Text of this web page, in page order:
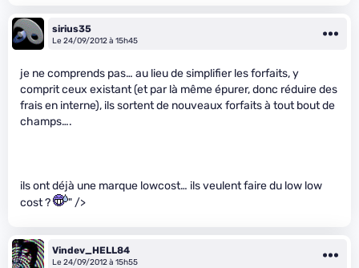
sirius35
Le 24/09/2012 à 15h45
je ne comprends pas… au lieu de simplifier les forfaits, y
comprit ceux existant (et par là même épurer, donc réduire des
frais en interne), ils sortent de nouveaux forfaits à tout bout de
champs….
ils ont déjà une marque lowcost… ils veulent faire du low low
cost ?
" />
Vindev_HELL84
Le 24/09/2012 à 15h55